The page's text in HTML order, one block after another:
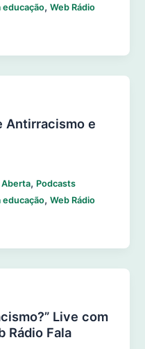
educação,Web Rádio
Antirracismo e
Aberta, Podcasts
educação,Web Rádio
Live com
Rádio Fala